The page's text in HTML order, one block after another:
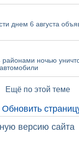
днем 6 августа
ночью
Ещё по этой теме
Обновить
версию сайта